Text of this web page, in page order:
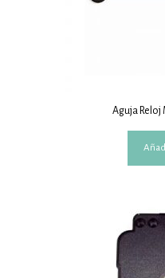
Aguja Reloj